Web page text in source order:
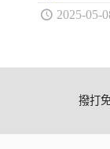
2025-05-
撥打